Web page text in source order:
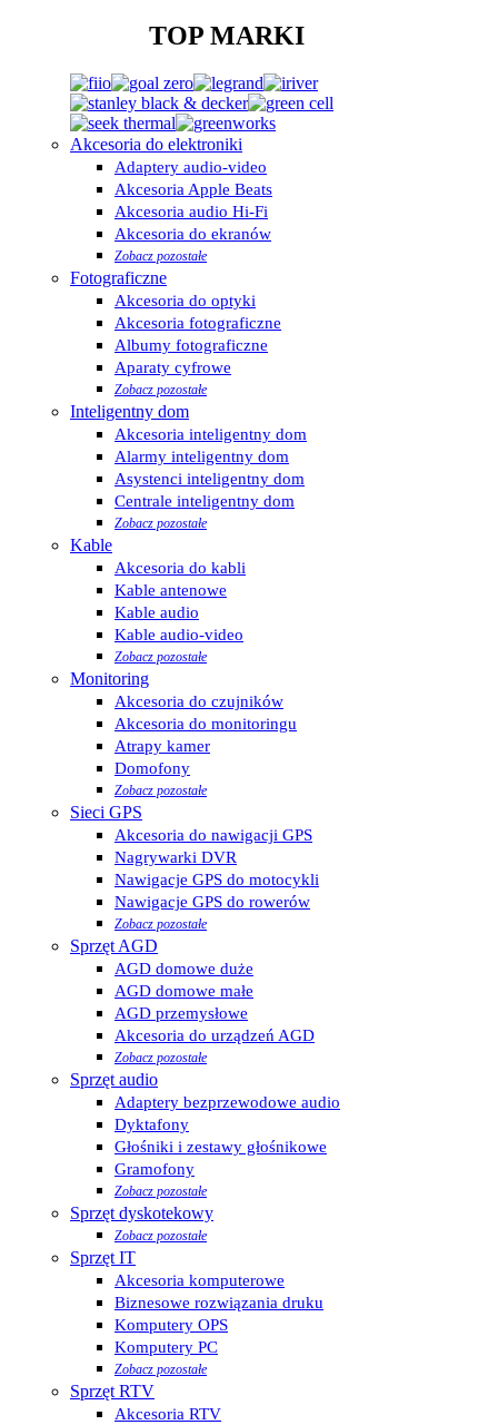
TOP MARKI
Akcesoria do elektroniki
Adaptery audio-video
Akcesoria Apple Beats
Akcesoria audio Hi-Fi
Akcesoria do ekranów
Zobacz pozostałe
Fotograficzne
Akcesoria do optyki
Akcesoria fotograficzne
Albumy fotograficzne
Aparaty cyfrowe
Zobacz pozostałe
Inteligentny dom
Akcesoria inteligentny dom
Alarmy inteligentny dom
Asystenci inteligentny dom
Centrale inteligentny dom
Zobacz pozostałe
Kable
Akcesoria do kabli
Kable antenowe
Kable audio
Kable audio-video
Zobacz pozostałe
Monitoring
Akcesoria do czujników
Akcesoria do monitoringu
Atrapy kamer
Domofony
Zobacz pozostałe
Sieci GPS
Akcesoria do nawigacji GPS
Nagrywarki DVR
Nawigacje GPS do motocykli
Nawigacje GPS do rowerów
Zobacz pozostałe
Sprzęt AGD
AGD domowe duże
AGD domowe małe
AGD przemysłowe
Akcesoria do urządzeń AGD
Zobacz pozostałe
Sprzęt audio
Adaptery bezprzewodowe audio
Dyktafony
Głośniki i zestawy głośnikowe
Gramofony
Zobacz pozostałe
Sprzęt dyskotekowy
Zobacz pozostałe
Sprzęt IT
Akcesoria komputerowe
Biznesowe rozwiązania druku
Komputery OPS
Komputery PC
Zobacz pozostałe
Sprzęt RTV
Akcesoria RTV